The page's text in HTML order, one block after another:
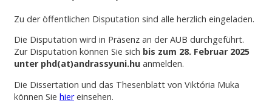
Zu der öffentlichen Disputation sind alle herzlich eingeladen.
Die Disputation wird in Präsenz an der AUB durchgeführt.
Zur Disputation können Sie sich bis zum 28. Februar 2025
unter phd(at)andrassyuni.hu anmelden.
Die Dissertation und das Thesenblatt von Viktória Muka
können Sie hiereinsehen.